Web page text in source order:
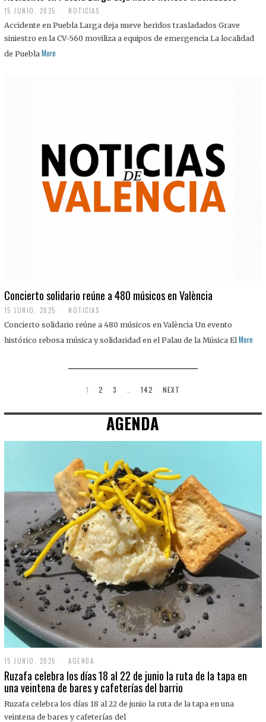
15 JUNIO, 2025 NOTICIAS
Accidente en Puebla Larga deja nueve heridos trasladados Grave
siniestro en la CV-560 moviliza a equipos de emergencia La localidad
de Puebla More
Concierto solidario reúne a 480 músicos en València
15 JUNIO, 2025 NOTICIAS
Concierto solidario reúne a 480 músicos en València Un evento
histórico rebosa música y solidaridad en el Palau de la Música El More
1 2 3 142 NEXT
AGENDA
15 JUNIO, 2025
J
U
I
O
AGENDA
Ruzafa celebra los días 18 al 22 de junio la ruta de la tapa en
una veintena de bares y cafeterías del barrio
Ruzafa celebra los días 18 al 22 de junio la ruta de la tapa en una
veintena de bares y cafeterías del